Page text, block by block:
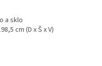
a sklo
cm (D x Š x V)